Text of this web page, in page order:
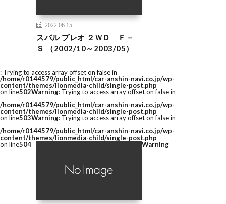
2022.06.15
スバル プレオ ２ＷＤ Ｆ－
Ｓ （2002/10～2003/05）
: Trying to access array offset on false in
/home/r0144579/public_html/car-anshin-navi.co.jp/wp-
content/themes/lionmedia-child/single-post.php
on line502Warning: Trying to access array offset on false in
/home/r0144579/public_html/car-anshin-navi.co.jp/wp-
content/themes/lionmedia-child/single-post.php
on line503Warning: Trying to access array offset on false in
/home/r0144579/public_html/car-anshin-navi.co.jp/wp-
content/themes/lionmedia-child/single-post.php
on line504 Warning